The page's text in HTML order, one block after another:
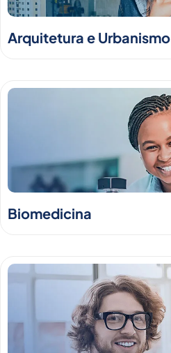
Arquitetura e Urbanismo
Biomedicina